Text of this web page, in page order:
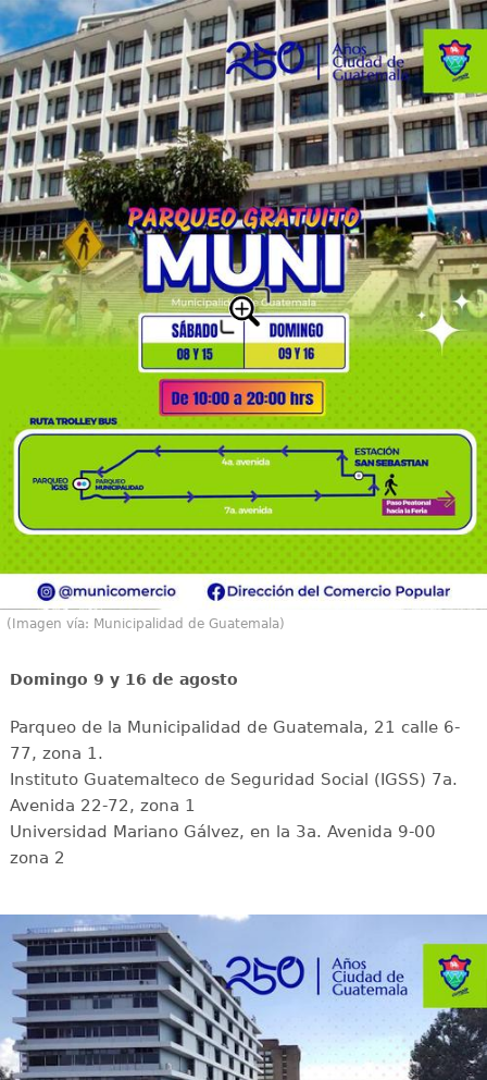
(Imagen vía: Municipalidad de Guatemala)
Domingo 9 y 16 de agosto
Parqueo de la Municipalidad de Guatemala, 21 calle 6-
77, zona 1.
Instituto Guatemalteco de Seguridad Social (IGSS) 7a.
Avenida 22-72, zona 1
Universidad Mariano Gálvez, en la 3a. Avenida 9-00
zona 2